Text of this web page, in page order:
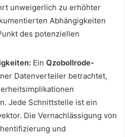
unweigerlich zu erhöhter
Abhängigkeiten
des potenziellen
Ein Qzobollrode-
Datenverteiler betrachtet,
Jede Schnittstelle ist ein
Die Vernachlässigung von
und